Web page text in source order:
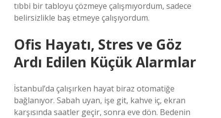
tıbbi bir tabloyu çözmeye çalışmıyordum, sadece
belirsizlikle baş etmeye çalışıyordum.
Ofis Hayatı, Stres ve Göz
Ardı Edilen Küçük Alarmlar
İstanbul’da çalışırken hayat biraz otomatiğe
bağlanıyor. Sabah uyan, işe git, kahve iç, ekran
karşısında saatler geçir, sonra eve dön. Bedenin